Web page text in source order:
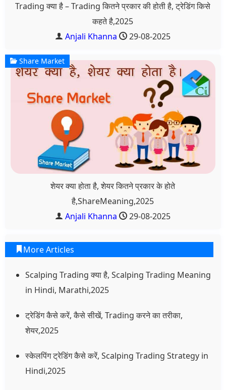
Trading क्या है – Trading कितने प्रकार की होती है, ट्रेडिंग किसे
कहते है,2025
Anjali Khanna
29-08-2025
शेयर क्या होता है, शेयर कितने प्रकार के होते
है,ShareMeaning,2025
Anjali Khanna
29-08-2025
Share Market
More Articles
Scalping Trading क्या है, Scalping Trading Meaning
in Hindi, Marathi,2025
ट्रेडिंग कैसे करें, कैसे सीखें, Trading करने का तरीका,
शेयर,2025
स्केलपिंग ट्रेडिंग कैसे करें, Scalping Trading Strategy in
Hindi,2025